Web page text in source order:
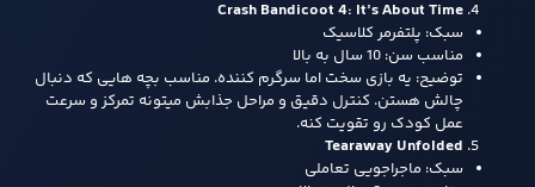
Crash Bandicoot 4: It’s About Time
سبک: پلتفرمر کلاسیک
مناسب سن: 10 سال به بالا
توضیح: یه بازی سخت اما سرگرم‌ کننده. مناسب بچه‌ هایی که دنبال
چالش هستن. کنترل دقیق و مراحل جذابش میتونه تمرکز و سرعت
عمل کودک رو تقویت کنه.
Tearaway Unfolded
سبک: ماجراجویی تعاملی